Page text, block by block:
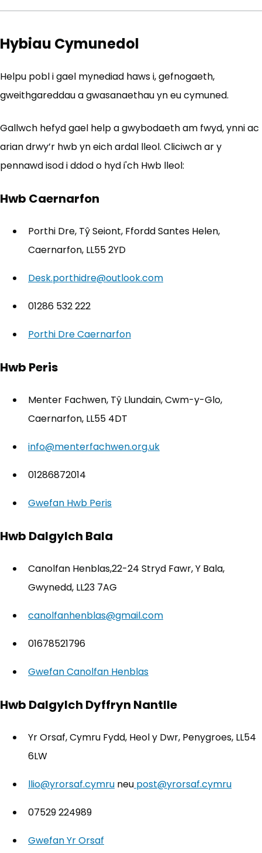
Hybiau Cymunedol
Helpu pobl i gael mynediad haws i, gefnogaeth,
gweithgareddau a gwasanaethau yn eu cymuned.
Gallwch hefyd gael help a gwybodaeth am fwyd, ynni ac
arian drwy’r hwb yn eich ardal lleol. Cliciwch ar y
pennawd isod i ddod o hyd i'ch Hwb lleol:
Hwb Caernarfon
Porthi Dre, Tŷ Seiont, Ffordd Santes Helen,
Caernarfon, LL55 2YD
Desk.porthidre@outlook.com
01286 532 222
Porthi Dre Caernarfon
Hwb Peris
Menter Fachwen, Tŷ Llundain, Cwm-y-Glo,
Caernarfon, LL55 4DT
info@menterfachwen.org.uk
01286872014
Gwefan Hwb Peris
Hwb Dalgylch Bala
Canolfan Henblas,22-24 Stryd Fawr, Y Bala,
Gwynedd, LL23 7AG
canolfanhenblas@gmail.com
01678521796
Gwefan Canolfan Henblas
Hwb Dalgylch Dyffryn Nantlle
Yr Orsaf, Cymru Fydd, Heol y Dwr, Penygroes, LL54
6LW
llio@yrorsaf.cymru neu post@yrorsaf.cymru
07529 224989
Gwefan Yr Orsaf